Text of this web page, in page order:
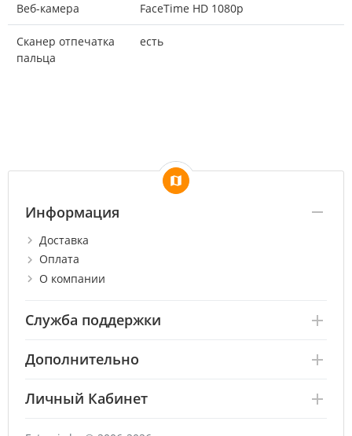
Веб-камера FaceTime HD 1080p
Сканер отпечатка
пальца
есть
Информация
Доставка
Оплата
О компании
Служба поддержки
Дополнительно
Личный Кабинет